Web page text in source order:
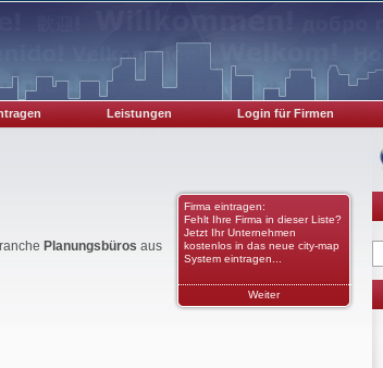
Leistungen Login für Firmen
Firma eintragen:
Fehlt Ihre Firma in dieser Liste?
Jetzt Ihr Unternehmen
kostenlos in das neue city-map
System eintragen...
Weiter
Planungsbüros aus